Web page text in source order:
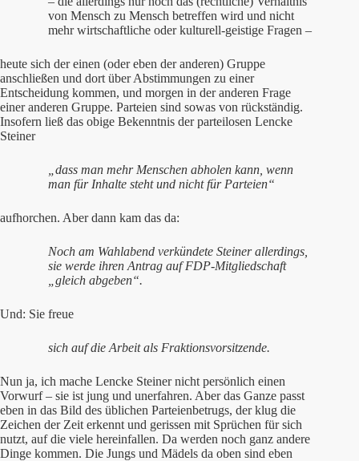
von Mensch zu Mensch betreffen wird und nicht
mehr wirtschaftliche oder kulturell-geistige Fragen –
heute sich der einen (oder eben der anderen) Gruppe
anschließen und dort über Abstimmungen zu einer
Entscheidung kommen, und morgen in der anderen Frage
einer anderen Gruppe. Parteien sind sowas von rückständig.
Insofern ließ das obige Bekenntnis der parteilosen Lencke
Steiner
„dass man mehr Menschen abholen kann, wenn
man für Inhalte steht und nicht für Parteien“
aufhorchen. Aber dann kam das da:
Noch am Wahlabend verkündete Steiner allerdings,
sie werde ihren Antrag auf FDP-Mitgliedschaft
„gleich abgeben“.
Und: Sie freue
sich auf die Arbeit als Fraktionsvorsitzende.
Nun ja, ich mache Lencke Steiner nicht persönlich einen
Vorwurf – sie ist jung und unerfahren. Aber das Ganze passt
eben in das Bild des üblichen Parteienbetrugs, der klug die
Zeichen der Zeit erkennt und gerissen mit Sprüchen für sich
nutzt, auf die viele hereinfallen. Da werden noch ganz andere
Dinge kommen. Die Jungs und Mädels da oben sind eben